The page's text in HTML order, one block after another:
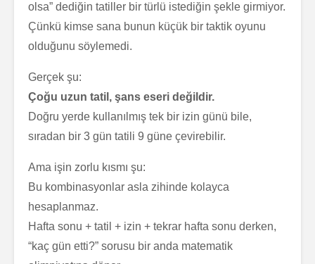
olsa” dediğin tatiller bir türlü istediğin şekle girmiyor.
Çünkü kimse sana bunun küçük bir taktik oyunu
olduğunu söylemedi.
Gerçek şu:
Çoğu uzun tatil, şans eseri değildir.
Doğru yerde kullanılmış tek bir izin günü bile,
sıradan bir 3 gün tatili 9 güne çevirebilir.
Ama işin zorlu kısmı şu:
Bu kombinasyonlar asla zihinde kolayca
hesaplanmaz.
Hafta sonu + tatil + izin + tekrar hafta sonu derken,
“kaç gün etti?” sorusu bir anda matematik